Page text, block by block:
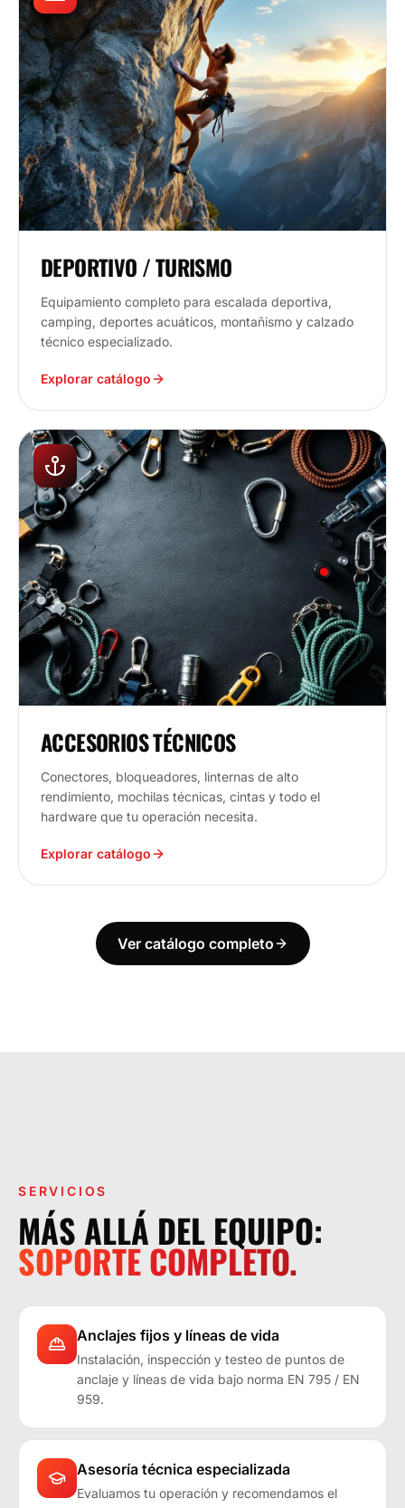
DEPORTIVO / TURISMO
Equipamiento completo para escalada deportiva,
camping, deportes acuáticos, montañismo y calzado
técnico especializado.
Explorar catálogo
ACCESORIOS TÉCNICOS
Conectores, bloqueadores, linternas de alto
rendimiento, mochilas técnicas, cintas y todo el
hardware que tu operación necesita.
Explorar catálogo
Ver catálogo completo
SERVICIOS
MÁS ALLÁ DEL EQUIPO:
SOPORTE COMPLETO.
Anclajes fijos y líneas de vida
Instalación, inspección y testeo de puntos de
anclaje y líneas de vida bajo norma EN 795 / EN
959.
Asesoría técnica especializada
Evaluamos tu operación y recomendamos el